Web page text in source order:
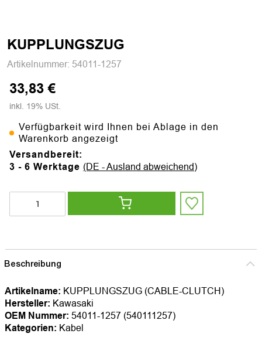
KUPPLUNGSZUG
Artikelnummer: 54011-1257
33,83 €
inkl. 19% USt.
Verfügbarkeit wird Ihnen bei Ablage in den
Warenkorb angezeigt
Versandbereit:
3 - 6 Werktage (DE - Ausland abweichend)
Beschreibung
Artikelname: KUPPLUNGSZUG (CABLE-CLUTCH)
Hersteller: Kawasaki
OEM Nummer: 54011-1257 (540111257)
Kategorien: Kabel